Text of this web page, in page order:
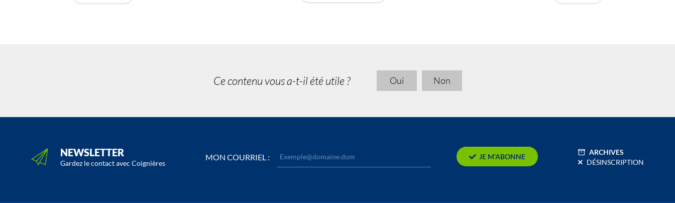
Ce contenu vous a-t-il été utile ? Oui Non
NEWSLETTER
Gardez le contact avec Coignières
MON COURRIEL : JE M’ABONNE
ARCHIVES
DÉSINSCRIPTION